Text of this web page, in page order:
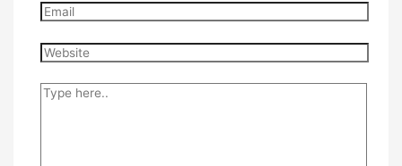
Email
Website
Type
here..